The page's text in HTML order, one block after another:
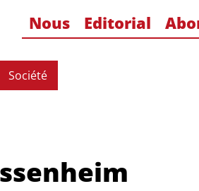
Nous Editorial
Société